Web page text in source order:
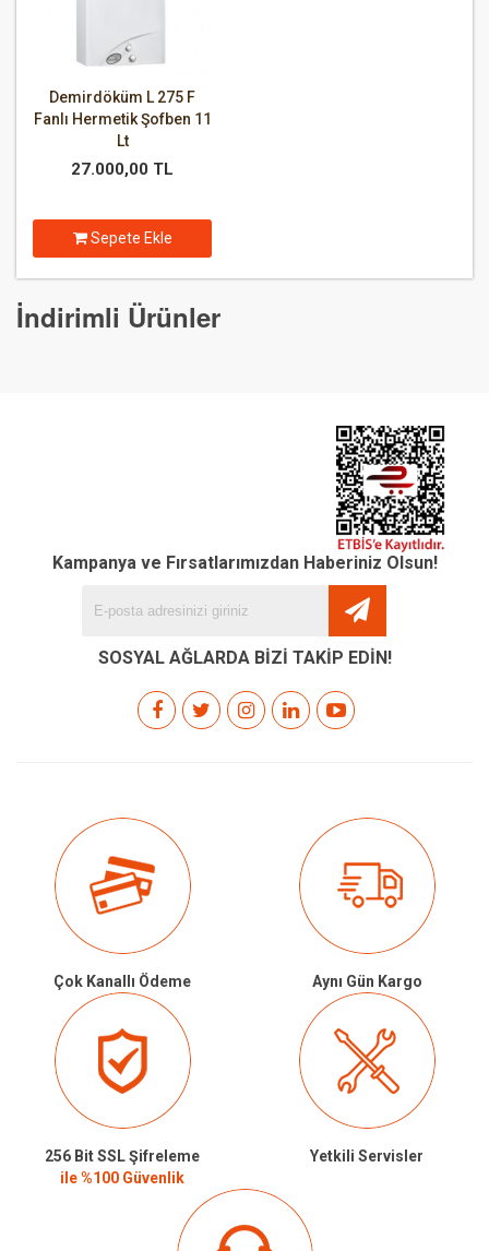
Demirdöküm L 275 F
Fanlı Hermetik Şofben 11
Lt
27.000,00 TL
Sepete Ekle
İndirimli Ürünler
Kampanya ve Fırsatlarımızdan Haberiniz Olsun!
SOSYAL AĞLARDA BİZİ TAKİP EDİN!
Çok Kanallı Ödeme Aynı Gün Kargo
256 Bit SSL Şifreleme
ile %100 Güvenlik
Yetkili Servisler